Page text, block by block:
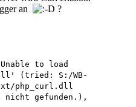
an
?
to load
(tried: S:/WB-
php_curl.dll
nicht gefunden.),